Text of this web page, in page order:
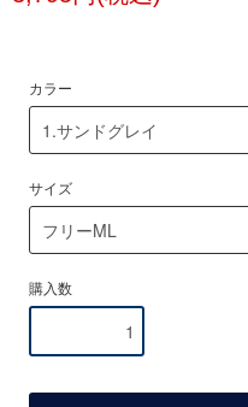
カラー
サイズ
購入数